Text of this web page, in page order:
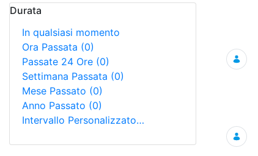
Durata
In qualsiasi momento
Ora Passata (0)
Passate 24 Ore (0)
Settimana Passata (0)
Mese Passato (0)
Anno Passato (0)
Intervallo Personalizzato…